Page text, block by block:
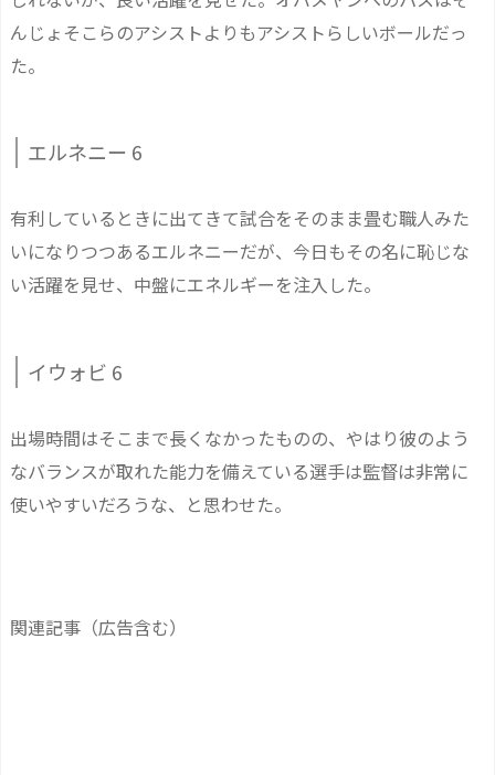
んじょそこらのアシストよりもアシストらしいボールだっ
た。
エルネニー 6
有利しているときに出てきて試合をそのまま畳む職人みた
いになりつつあるエルネニーだが、今日もその名に恥じな
い活躍を見せ、中盤にエネルギーを注入した。
イウォビ 6
出場時間はそこまで長くなかったものの、やはり彼のよう
なバランスが取れた能力を備えている選手は監督は非常に
使いやすいだろうな、と思わせた。
関連記事（広告含む）